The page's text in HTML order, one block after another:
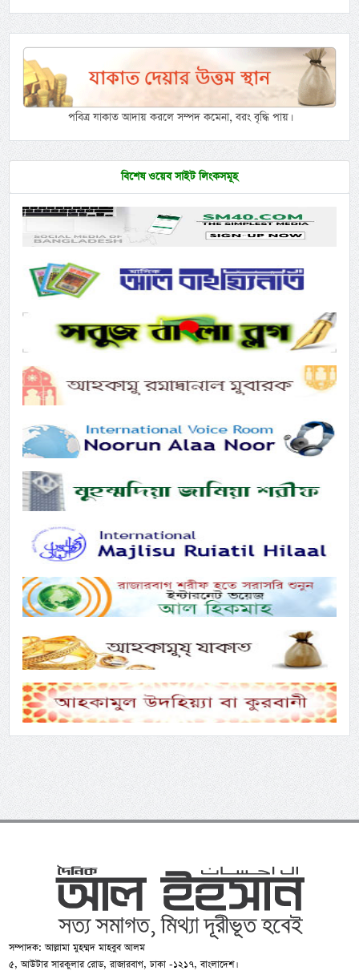
পবিত্র যাকাত আদায় করলে সম্পদ কমেনা, বরং বৃদ্ধি পায়।
বিশেষ ওয়েব সাইট লিংকসমূহ
সম্পাদক: আল্লামা মুহম্মদ মাহবুব আলম
৫, আউটার সারকুলার রোড, রাজারবাগ, ঢাকা -১২১৭, বাংলাদেশ।